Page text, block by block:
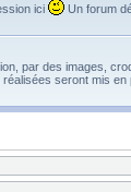
ici
Un forum
par des images,
seront mis en